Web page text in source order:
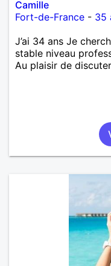
Camille
Fort-de-France - 35
J’ai 34 ans Je
stable niveau
Au plaisir de discuter